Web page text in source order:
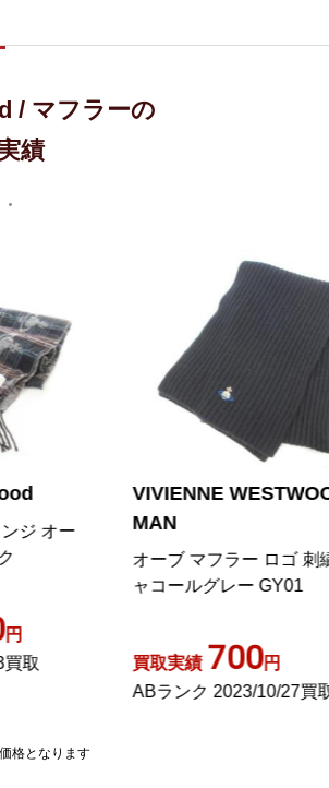
/ マフラーの
績
WESTWOOD
オーブ マフラー ロゴ 刺繍 チ
ャコールグレー GY01
取実績
円
ABランク 2023/10/27買取
マフ
リン
ABラ
格となります